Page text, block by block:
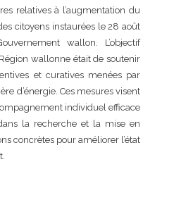
relatives à l’augmentation du
citoyens instaurées le 28 août
wallon. L’objectif
wallonne était de soutenir
et curatives menées par
d’énergie. Ces mesures visent
individuel efficace
la recherche et la mise en
concrètes pour améliorer l’état